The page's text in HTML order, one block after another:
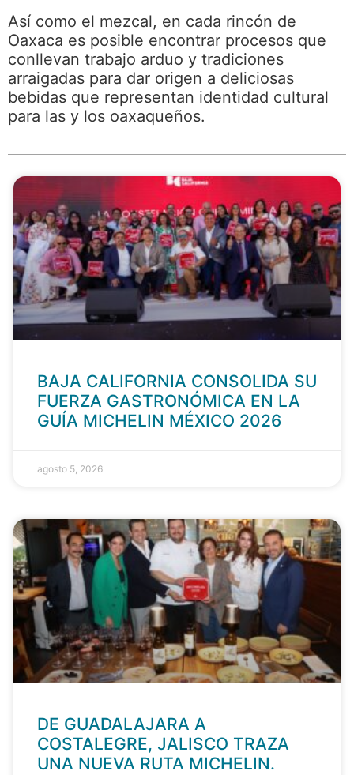
Así como el mezcal, en cada rincón de
Oaxaca es posible encontrar procesos que
conllevan trabajo arduo y tradiciones
arraigadas para dar origen a deliciosas
bebidas que representan identidad cultural
para las y los oaxaqueños.
BAJA CALIFORNIA CONSOLIDA SU
FUERZA GASTRONÓMICA EN LA
GUÍA MICHELIN MÉXICO 2026
agosto 5, 2026
DE GUADALAJARA A
COSTALEGRE, JALISCO TRAZA
UNA NUEVA RUTA MICHELIN.